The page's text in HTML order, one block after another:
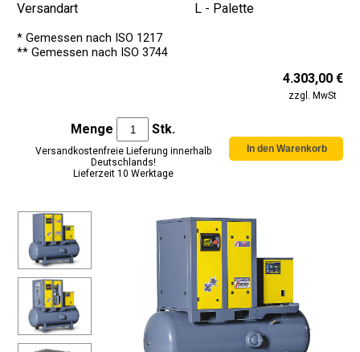
Versandart
L - Palette
* Gemessen nach ISO 1217
** Gemessen nach ISO 3744
4.303,00 €
zzgl. MwSt
Menge Stk.
Versandkostenfreie Lieferung innerhalb
Deutschlands!
Lieferzeit 10 Werktage